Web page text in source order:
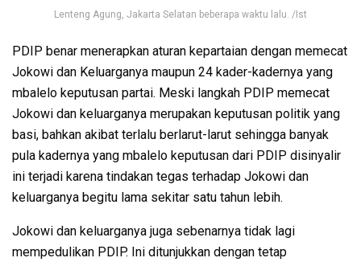
Lenteng Agung, Jakarta Selatan beberapa waktu lalu. /Ist
PDIP benar menerapkan aturan kepartaian dengan memecat
Jokowi dan Keluarganya maupun 24 kader-kadernya yang
mbalelo keputusan partai. Meski langkah PDIP memecat
Jokowi dan keluarganya merupakan keputusan politik yang
basi, bahkan akibat terlalu berlarut-larut sehingga banyak
pula kadernya yang mbalelo keputusan dari PDIP disinyalir
ini terjadi karena tindakan tegas terhadap Jokowi dan
keluarganya begitu lama sekitar satu tahun lebih.
Jokowi dan keluarganya juga sebenarnya tidak lagi
mempedulikan PDIP. Ini ditunjukkan dengan tetap